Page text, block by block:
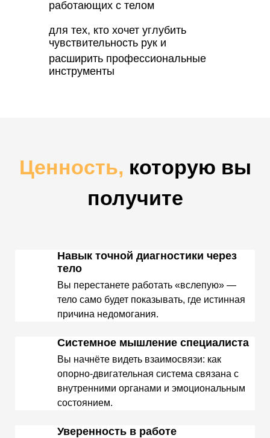
работающих с телом
для тех, кто хочет углубить
чувствительность рук и
расширить профессиональные
инструменты
Ценность, которую вы
получите
Навык точной диагностики через
тело
Вы перестанете работать «вслепую» —
тело само будет показывать, где истинная
причина недомогания.
Системное мышление специалиста
Вы начнёте видеть взаимосвязи: как
опорно-двигательная система связана с
внутренними органами и эмоциональным
состоянием.
Уверенность в работе